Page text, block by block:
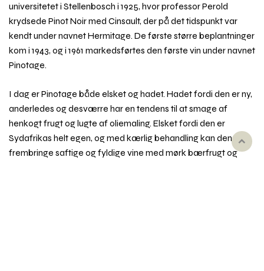
universitetet i Stellenbosch i 1925, hvor professor Perold
krydsede Pinot Noir med Cinsault, der på det tidspunkt var
kendt under navnet Hermitage. De første større beplantninger
kom i 1943, og i 1961 markedsførtes den første vin under navnet
Pinotage.
I dag er Pinotage både elsket og hadet. Hadet fordi den er ny,
anderledes og desværre har en tendens til at smage af
henkogt frugt og lugte af oliemaling. Elsket fordi den er
Sydafrikas helt egen, og med kærlig behandling kan den
frembringe saftige og fyldige vine med mørk bærfrugt og
Rul